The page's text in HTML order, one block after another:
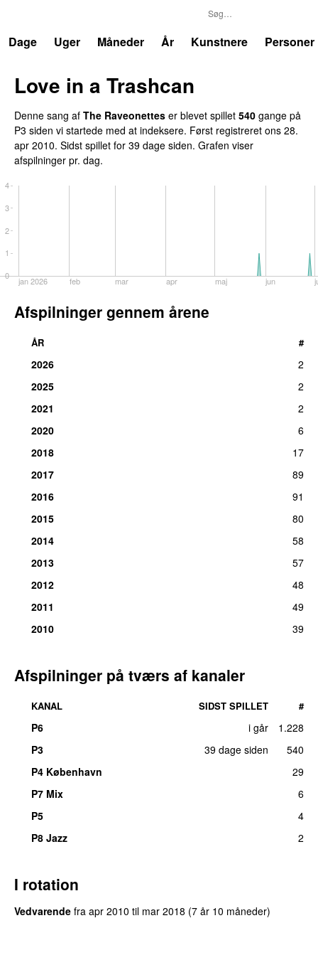
Dage
Uger Måneder År Kunstnere Personer
Love in a Trashcan
Denne sang af The Raveonettes er blevet spillet 540 gange på
P3 siden vi startede med at indeksere. Først registreret ons 28.
apr 2010. Sidst spillet for 39 dage siden. Grafen viser
afspilninger pr. dag.
jan 2026 feb mar apr maj jun
0
1
2
3
4
Afspilninger gennem årene
ÅR #
2026
2
2025
2
2021
2
2020
6
2018
17
2017
89
2016
91
2015
80
2014
58
2013
57
2012
48
2011
49
2010
39
Afspilninger på tværs af kanaler
KANAL SIDST SPILLET #
P6 i går
1.228
P3
39 dage siden
540
P4 København
29
P7 Mix
6
P5
4
P8 Jazz
2
I rotation
Vedvarende fra apr 2010 til mar 2018 (7 år 10 måneder)